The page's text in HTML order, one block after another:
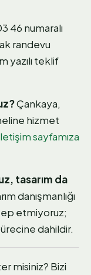
46 numaralı
randevu
yazılı teklif
Çankaya,
hizmet
sayfamıza
tasarım da
danışmanlığı
etmiyoruz;
dahildir.
misiniz? Bizi